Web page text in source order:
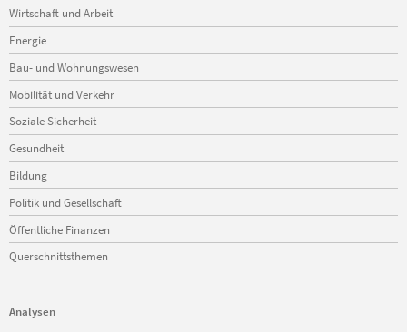
Wirtschaft und Arbeit
Energie
Bau- und Wohnungswesen
Mobilität und Verkehr
Soziale Sicherheit
Gesundheit
Bildung
Politik und Gesellschaft
Öffentliche Finanzen
Querschnittsthemen
Analysen